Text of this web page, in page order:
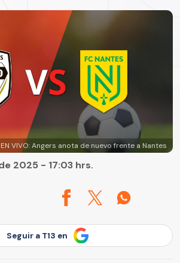
EN VIVO: Angers anota de nuevo frente a Nantes
2025 - 17:03 hrs.
Seguir a T13 en